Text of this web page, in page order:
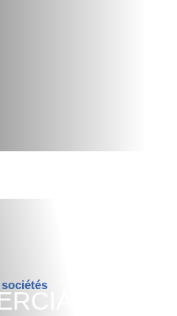
-